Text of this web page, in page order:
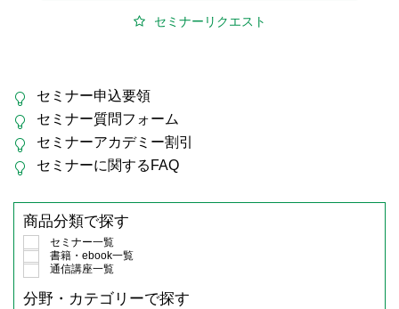
セミナーリクエスト
セミナー申込要領
セミナー質問フォーム
セミナーアカデミー割引
セミナーに関するFAQ
商品分類で探す
セミナー一覧
書籍・ebook一覧
通信講座一覧
分野・カテゴリーで探す